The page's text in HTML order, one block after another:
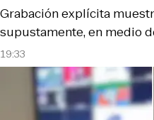
19:33
Grabación explícita
supustamente, en medio